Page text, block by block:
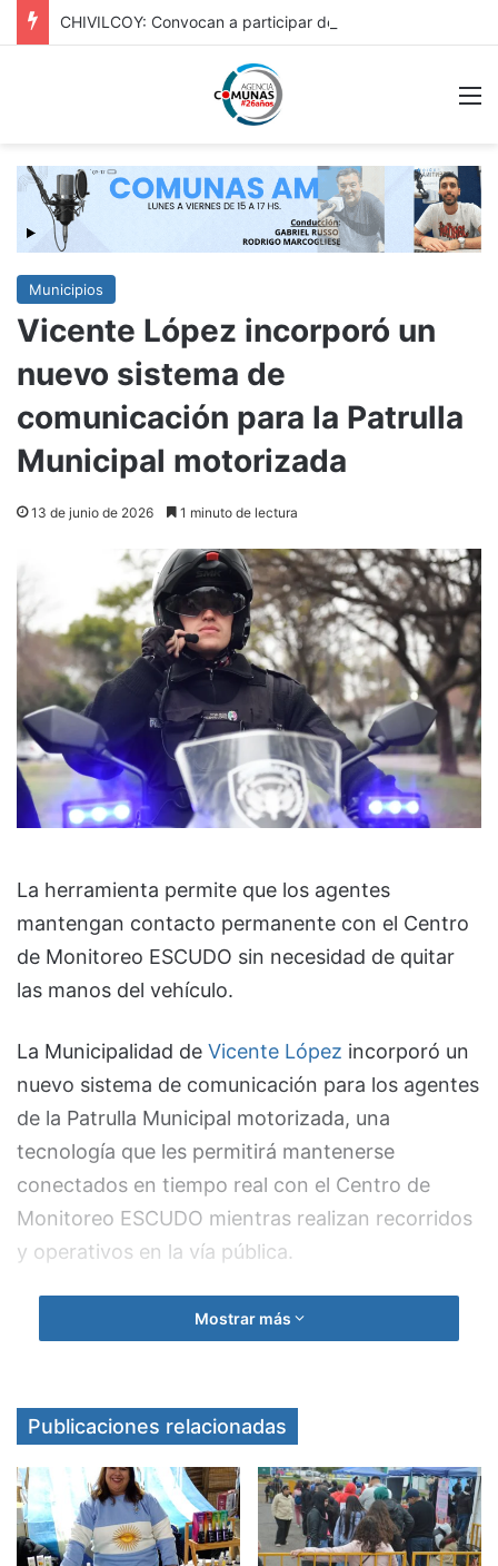
Municipios
Vicente López incorporó un
nuevo sistema de
comunicación para la Patrulla
Municipal motorizada
13 de junio de 2026 1 minuto de lectura
La herramienta permite que los agentes
mantengan contacto permanente con el Centro
de Monitoreo ESCUDO sin necesidad de quitar
las manos del vehículo.
La Municipalidad de Vicente López incorporó un
nuevo sistema de comunicación para los agentes
de la Patrulla Municipal motorizada, una
tecnología que les permitirá mantenerse
conectados en tiempo real con el Centro de
Monitoreo ESCUDO mientras realizan recorridos
y operativos en la vía pública.
Durante la presentación de la iniciativa, la
intendentaSoledad Martínezdestacó que la
municipio viene realizando en materia de
seguridad y tecnología». Según explicó, el nuevo
equipamiento es «mucho más moderno y ágil» y
permite que los efectivos puedan conducir las
motos mientras se comunican tanto entre ellos
Mostrar más
Publicaciones relacionadas